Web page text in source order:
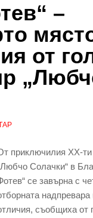
–
от
приключилия XX-
Солачки“ в
се завърна с
съобщиха от